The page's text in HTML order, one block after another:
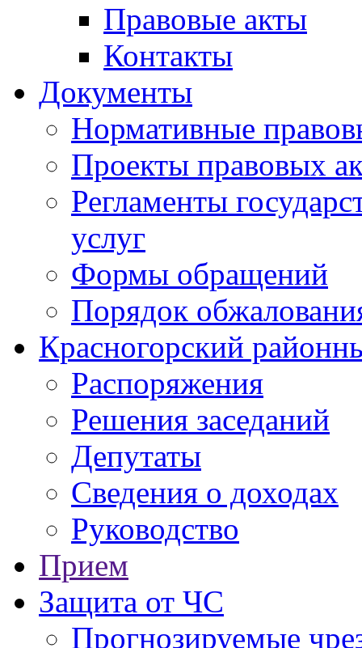
Правовые акты
Контакты
Документы
Нормативные
Проекты правовых
Регламенты
услуг
Формы обращений
Порядок
Красногорский
Распоряжения
Решения заседаний
Депутаты
Сведения о доходах
Руководство
Прием
Защита от ЧС
Прогнозируемые